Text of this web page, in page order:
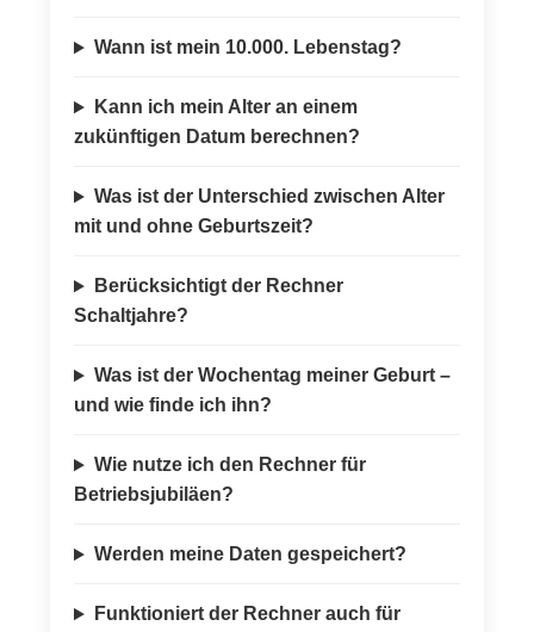
Wann ist mein 10.000. Lebenstag?
Kann ich mein Alter an einem
zukünftigen Datum berechnen?
Was ist der Unterschied zwischen Alter
mit und ohne Geburtszeit?
Berücksichtigt der Rechner
Schaltjahre?
Was ist der Wochentag meiner Geburt –
und wie finde ich ihn?
Wie nutze ich den Rechner für
Betriebsjubiläen?
Werden meine Daten gespeichert?
Funktioniert der Rechner auch für